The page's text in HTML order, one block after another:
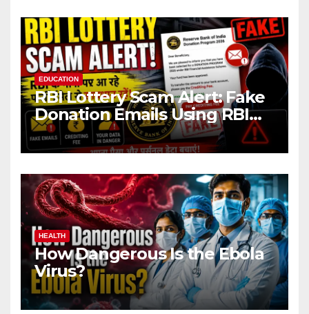
EDUCATION
RBI Lottery Scam Alert: Fake
Donation Emails Using RBI
Name Target Indian Users
HEALTH
How Dangerous Is the Ebola
Virus?